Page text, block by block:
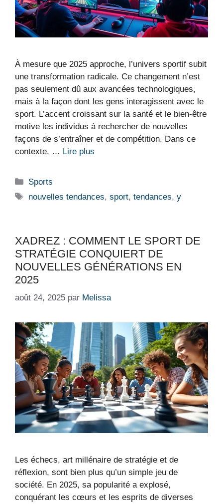
À mesure que 2025 approche, l’univers sportif subit
une transformation radicale. Ce changement n’est
pas seulement dû aux avancées technologiques,
mais à la façon dont les gens interagissent avec le
sport. L’accent croissant sur la santé et le bien-être
motive les individus à rechercher de nouvelles
façons de s’entraîner et de compétition. Dans ce
contexte, … Lire plus
Catégories
Sports
Étiquettes
nouvelles tendances,sport,tendances,y
XADREZ : COMMENT LE SPORT DE
STRATÉGIE CONQUIERT DE
NOUVELLES GÉNÉRATIONS EN
2025
août 24, 2025 par Melissa
Les échecs, art millénaire de stratégie et de
réflexion, sont bien plus qu’un simple jeu de
société. En 2025, sa popularité a explosé,
conquérant les cœurs et les esprits de diverses